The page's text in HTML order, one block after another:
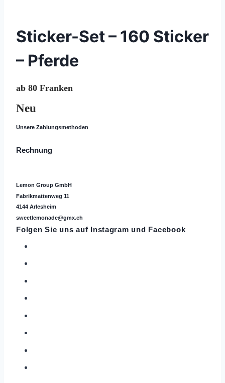
Sticker-Set – 160 Sticker
– Pferde
ab 80 Franken
Neu
Unsere Zahlungsmethoden
Rechnung
Lemon Group GmbH
Fabrikmattenweg 11
4144 Arlesheim
sweetlemonade@gmx.ch
Folgen Sie uns auf Instagram und Facebook